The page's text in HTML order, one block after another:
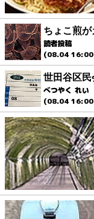
ちょこ煎
読者投稿
(08.04
世田谷区
べつやく れい
(08.04